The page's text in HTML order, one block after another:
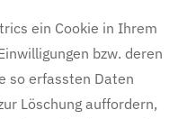
ein Cookie in Ihrem
bzw. deren
so erfassten Daten
Löschung auffordern,